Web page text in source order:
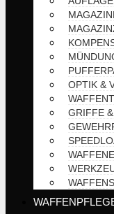
OPTIK &
GRIFFE